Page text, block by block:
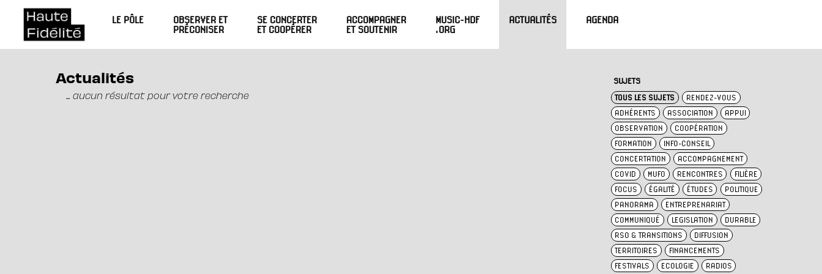
LE PÔLE
OBSERVER ET
PRÉCONISER
SE CONCERTER
ET COOPÉRER
ACCOMPAGNER
ET SOUTENIR
MUSIC-HDF
.ORG
ACTUALITÉS AGENDA
Actualités
... aucun résultat pour votre recherche
SUJETS
TOUS LES SUJETS
RENDEZ-VOUS
ADHÉRENTS
ASSOCIATION
APPUI
OBSERVATION
COOPÉRATION
FORMATION
INFO-CONSEIL
CONCERTATION
ACCOMPAGNEMENT
COVID
MUFO RENCONTRES
FILIÈRE
FOCUS
ÉGALITÉ ÉTUDES
POLITIQUE
PANORAMA
ENTREPRENARIAT
COMMUNIQUÉ
LEGISLATION
DURABLE
RSO & TRANSITIONS
DIFFUSION
TERRITOIRES
FINANCEMENTS
FESTIVALS
ECOLOGIE
RADIOS